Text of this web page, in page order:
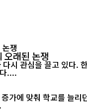
래된 논쟁
시 관심을 끌고 있다
....
에 맞춰 학교를 늘